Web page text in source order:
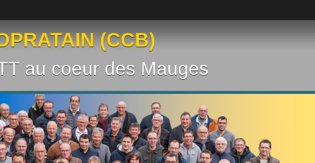
(CCB)
au coeur des Mauges